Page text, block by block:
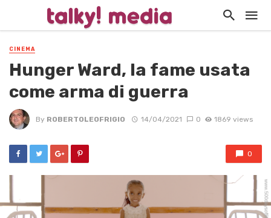
CINEMA
Hunger Ward, la fame usata
come arma di guerra
By ROBERTOLEOFRIGIO 14/04/2021 0 1869 views
0